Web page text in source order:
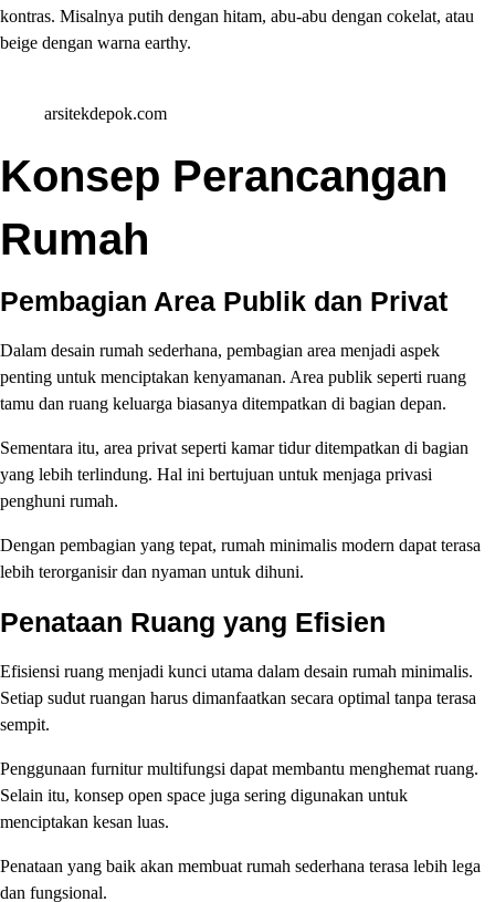
kontras. Misalnya putih dengan hitam, abu-abu dengan cokelat, atau
beige dengan warna earthy.
arsitekdepok.com
Konsep Perancangan
Rumah
Pembagian Area Publik dan Privat
Dalam desain rumah sederhana, pembagian area menjadi aspek
penting untuk menciptakan kenyamanan. Area publik seperti ruang
tamu dan ruang keluarga biasanya ditempatkan di bagian depan.
Sementara itu, area privat seperti kamar tidur ditempatkan di bagian
yang lebih terlindung. Hal ini bertujuan untuk menjaga privasi
penghuni rumah.
Dengan pembagian yang tepat, rumah minimalis modern dapat terasa
lebih terorganisir dan nyaman untuk dihuni.
Penataan Ruang yang Efisien
Efisiensi ruang menjadi kunci utama dalam desain rumah minimalis.
Setiap sudut ruangan harus dimanfaatkan secara optimal tanpa terasa
sempit.
Penggunaan furnitur multifungsi dapat membantu menghemat ruang.
Selain itu, konsep open space juga sering digunakan untuk
menciptakan kesan luas.
Penataan yang baik akan membuat rumah sederhana terasa lebih lega
dan fungsional.